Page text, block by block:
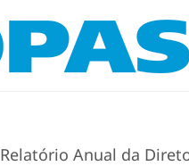
Relatório Anual da